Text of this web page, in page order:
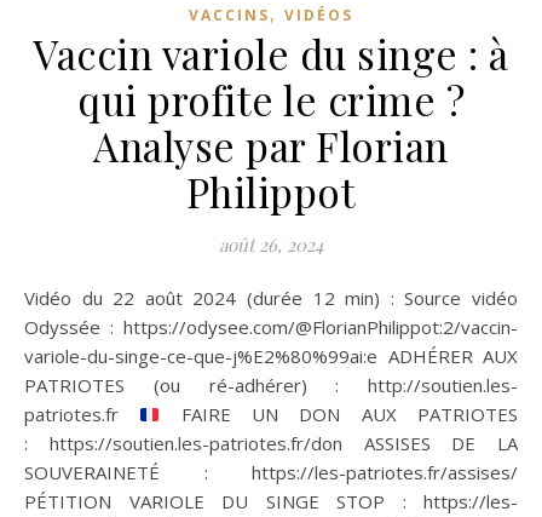
VACCINS, VIDÉOS
Vaccin variole du singe : à
qui profite le crime ?
Analyse par Florian
Philippot
août 26, 2024
Vidéo du 22 août 2024 (durée 12 min) : Source vidéo
Odyssée : https://odysee.com/@FlorianPhilippot:2/vaccin-
variole-du-singe-ce-que-j%E2%80%99ai:e ADHÉRER AUX
PATRIOTES (ou ré-adhérer) : http://soutien.les-
patriotes.fr
FAIRE UN DON AUX PATRIOTES
: https://soutien.les-patriotes.fr/don ASSISES DE LA
SOUVERAINETÉ : https://les-patriotes.fr/assises/
PÉTITION VARIOLE DU SINGE STOP : https://les-